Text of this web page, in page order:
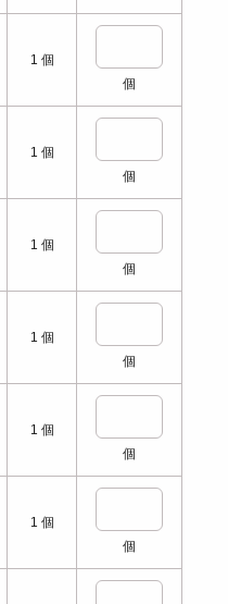
1 個
個
1 個
個
1 個
個
1 個
個
1 個
個
1 個
個